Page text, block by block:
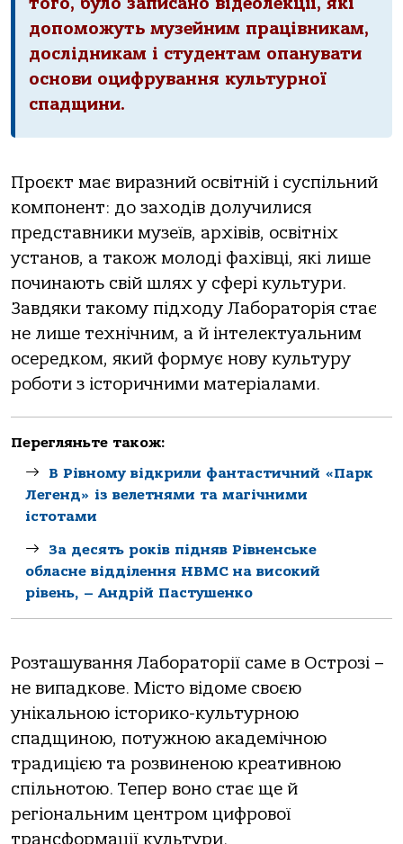
допоможуть музейним працівникам,
дослідникам і студентам опанувати
основи оцифрування культурної
спадщини.
Проєкт має виразний освітній і суспільний
компонент: до заходів долучилися
представники музеїв, архівів, освітніх
установ, а також молоді фахівці, які лише
починають свій шлях у сфері культури.
Завдяки такому підходу Лабораторія стає
не лише технічним, а й інтелектуальним
осередком, який формує нову культуру
роботи з історичними матеріалами.
Перегляньте також:
В Рівному відкрили фантастичний «Парк
Легенд» із велетнями та магічними
істотами
За десять років підняв Рівненське
обласне відділення НВМС на високий
рівень, – Андрій Пастушенко
Розташування Лабораторії саме в Острозі –
не випадкове. Місто відоме своєю
унікальною історико-культурною
спадщиною, потужною академічною
традицією та розвиненою креативною
спільнотою. Тепер воно стає ще й
регіональним центром цифрової
трансформації культури.